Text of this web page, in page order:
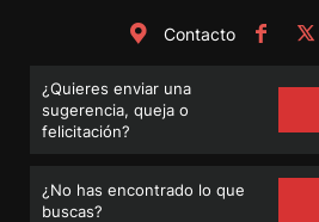
Contacto
¿Quieres enviar una
sugerencia, queja o
felicitación?
¿No has encontrado lo que
buscas?